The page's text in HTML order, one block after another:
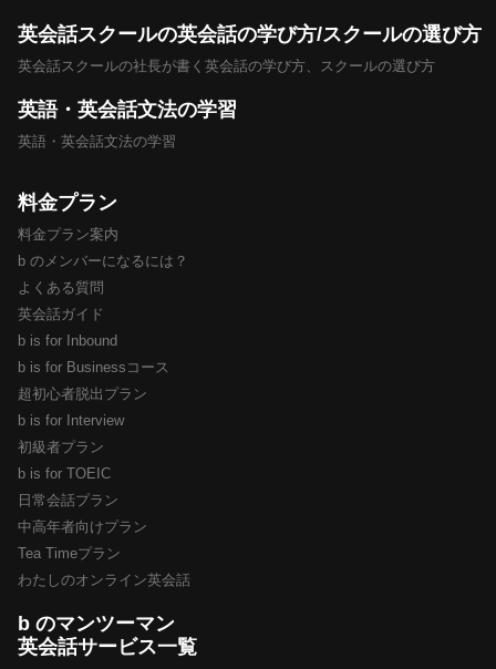
英会話スクールの英会話の学び方/スクールの選び方
英会話スクールの社長が書く英会話の学び方、スクールの選び方
英語・英会話文法の学習
英語・英会話文法の学習
料金プラン
料金プラン案内
b のメンバーになるには？
よくある質問
英会話ガイド
b is for Inbound
b is for Businessコース
超初心者脱出プラン
b is for Interview
初級者プラン
b is for TOEIC
日常会話プラン
中高年者向けプラン
Tea Timeプラン
わたしのオンライン英会話
b のマンツーマン
英会話サービス一覧